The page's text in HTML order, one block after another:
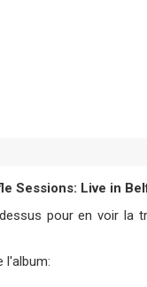
Sessions: Live in
pour en voir la
l'album: